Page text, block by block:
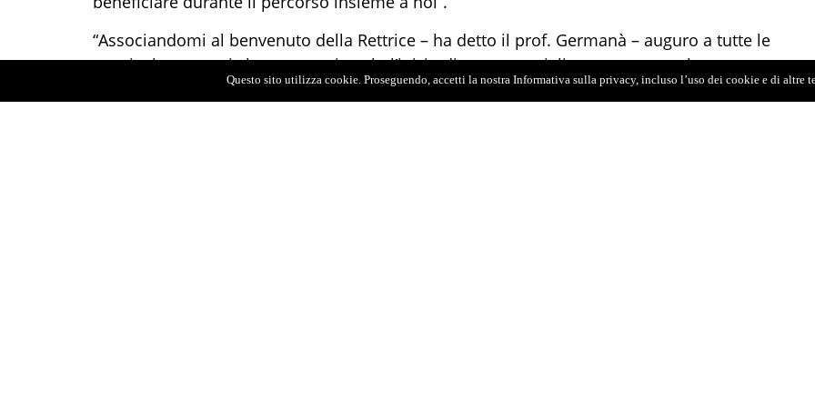
“Associandomi al benvenuto della Rettrice – ha detto il prof. Germanà – auguro a tutte le
matricole presenti che questo sia solo l’inizio di una meravigliosa avventura che possa
rendervi felici e spalancarvi la via per un radioso futuro. Saremo al vostro fianco durante
Questo sito utilizza cookie. Proseguendo, accetti la nostra Informativa sulla privacy, incluso l’uso dei cookie e di altre